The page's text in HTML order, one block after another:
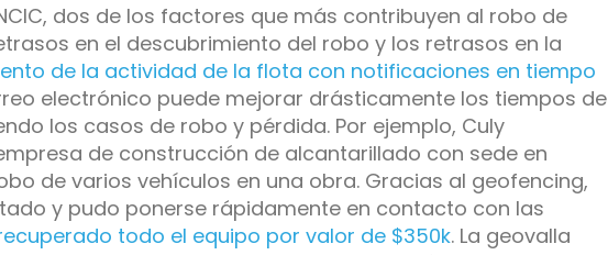
dos de los factores que más contribuyen al robo de
en el descubrimiento del robo y los retrasos en la
de la actividad de la flota con notificaciones en tiempo
electrónico puede mejorar drásticamente los tiempos de
los casos de robo y pérdida. Por ejemplo, Culy
de construcción de alcantarillado con sede en
de varios vehículos en una obra. Gracias al geofencing,
y pudo ponerse rápidamente en contacto con las
todo el equipo por valor de $350k. La geovalla